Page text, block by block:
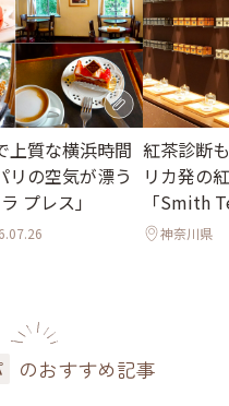
上質な横浜時間
リの空気が漂う
プレス」
紅茶診断
リカ発の
「Smith
神奈川県
のおすすめ記事